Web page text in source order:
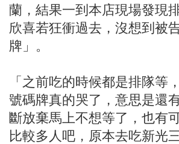
蘭，結果一到本店現場發現
欣喜若狂衝過去，沒想到被
牌」。
「之前吃的時候都是排隊等
號碼牌真的哭了，意思是還
斷放棄馬上不想等了，也有
比較多人吧，原本去吃新光